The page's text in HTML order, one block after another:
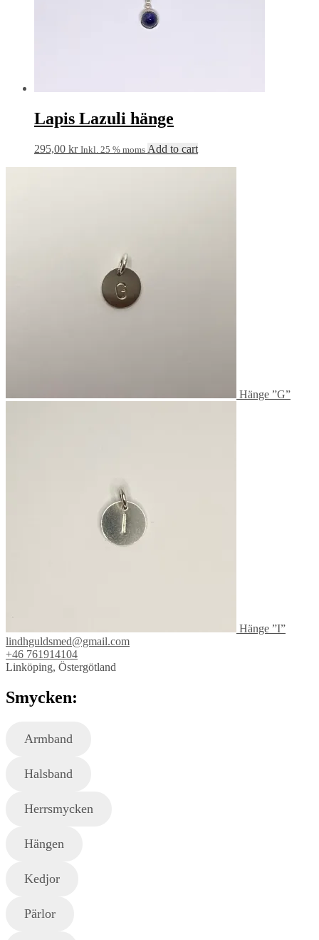
Lapis Lazuli hänge
295,00 kr Inkl. 25 % moms Add to cart
Hänge ”G”
Hänge ”I”
lindhguldsmed@gmail.com
+46 761914104
Linköping, Östergötland
Smycken:
Armband
Halsband
Herrsmycken
Hängen
Kedjor
Pärlor